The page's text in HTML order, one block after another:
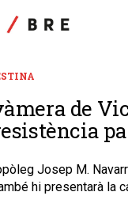
de
Josep M.
hi presentarà la